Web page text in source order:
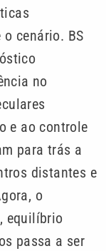
cenário. BS
no
e ao controle
para trás a
distantes e
o
equilíbrio
passa a ser